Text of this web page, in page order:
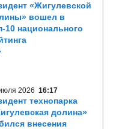
«Жигулевской
вошел в
10 национального
2026 16:17
технопарка
долина»
внесения